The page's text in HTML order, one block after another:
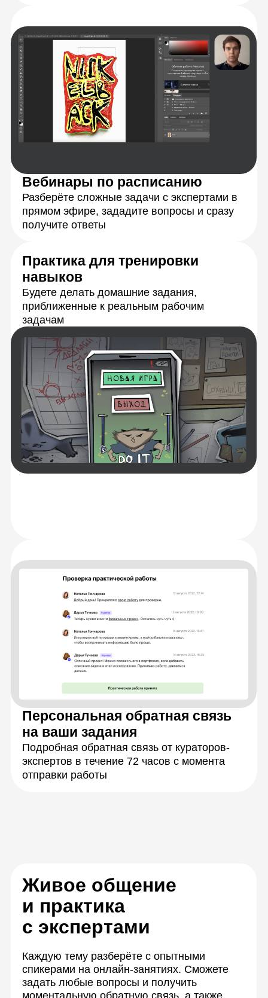
Персональная обратная связь
на ваши задания
Подробная обратная связь от кураторов-
Живое общение
и практика
с экспертами
Каждую тему разберёте с опытными
спикерами на онлайн-занятиях. Сможете
задать любые вопросы и получить
моментальную обратную связь, а также
обмениваться идеями с сокурсниками.
Закрепите знания,
работая в группах
Научитесь решать
задачи на практике
Разберетесь
с теорией